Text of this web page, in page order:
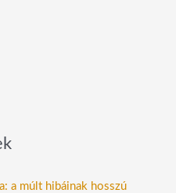
a múlt hibáinak hosszú